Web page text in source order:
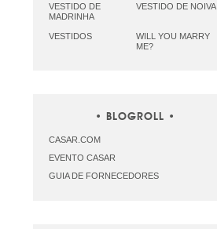
VESTIDO DE
MADRINHA
VESTIDO DE NOIVA
VESTIDOS
WILL YOU MARRY
ME?
BLOGROLL
CASAR.COM
EVENTO CASAR
GUIA DE FORNECEDORES